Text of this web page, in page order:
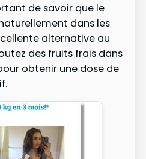
de savoir que le
dans les
alternative au
des fruits frais dans
obtenir une dose de